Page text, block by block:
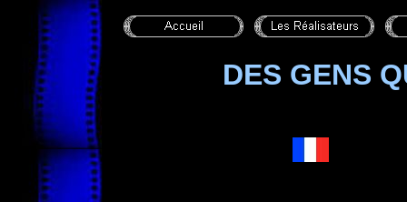
DES GENS